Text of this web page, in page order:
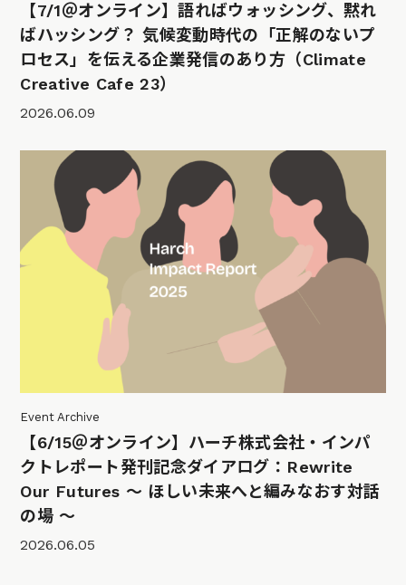
【7/1＠オンライン】語ればウォッシング、黙れ
ばハッシング？ 気候変動時代の「正解のないプ
ロセス」を伝える企業発信のあり方（Climate
Creative Cafe 23）
2026.06.09
Event Archive
【6/15＠オンライン】ハーチ株式会社・インパ
クトレポート発刊記念ダイアログ：Rewrite
Our Futures 〜 ほしい未来へと編みなおす対話
の場 〜
2026.06.05